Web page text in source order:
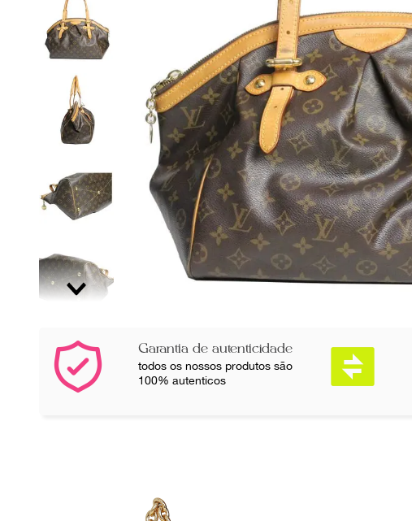
Garantia de autenticidade
todos os nossos produtos são
100% autenticos